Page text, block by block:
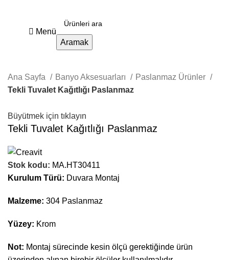
Menü
Aramak
Ana Sayfa Banyo Aksesuarları
Paslanmaz Ürünler
Tekli Tuvalet Kağıtlığı Paslanmaz
Büyütmek için tıklayın
Tekli Tuvalet Kağıtlığı Paslanmaz
Stok kodu: MA.HT30411
Kurulum Türü: Duvara Montaj
Malzeme: 304 Paslanmaz
Yüzey: Krom
Not: Montaj sürecinde kesin ölçü gerektiğinde ürün